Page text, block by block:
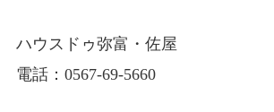
ハウスドゥ弥富・佐屋
電話：0567-69-5660